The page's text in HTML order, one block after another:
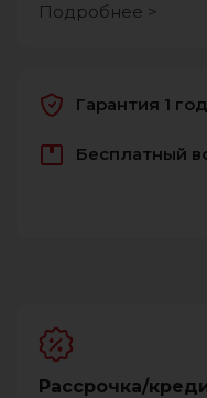
Подробнее >
Гарантия 1 год
Бесплатный
Рассрочка/